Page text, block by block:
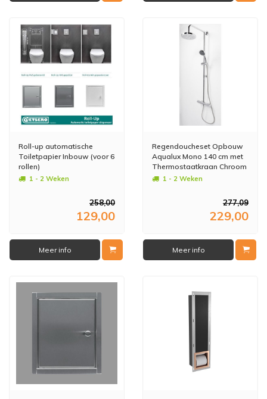
Roll-up automatische
Toiletpapier Inbouw (voor 6
rollen)
1 - 2 Weken
258,00
129,00
Meer info
Regendoucheset Opbouw
Aqualux Mono 140 cm met
Thermostaatkraan Chroom
1 - 2 Weken
277,09
229,00
Meer info